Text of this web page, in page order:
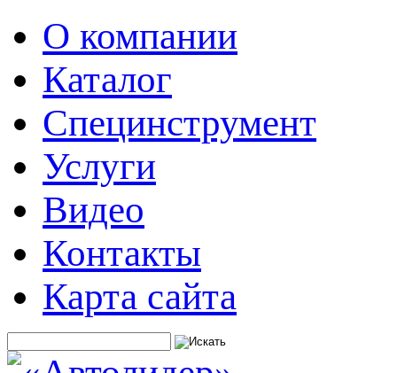
О компании
Каталог
Специнструмент
Услуги
Видео
Контакты
Карта сайта